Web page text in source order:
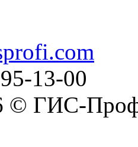
13-00
© ГИС-